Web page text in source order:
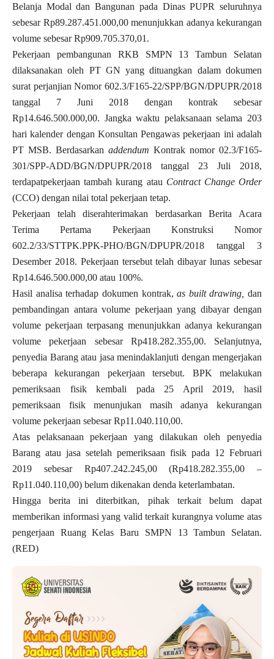
Belanja Modal dan Bangunan pada Dinas PUPR seluruhnya
sebesar Rp89.287.451.000,00 menunjukkan adanya kekurangan
volume sebesar Rp909.705.370,01.
Pekerjaan pembangunan RKB SMPN 13 Tambun Selatan
dilaksanakan oleh PT GN yang dituangkan dalam dokumen
surat perjanjian Nomor 602.3/F165-22/SPP/BGN/DPUPR/2018
tanggal 7 Juni 2018 dengan kontrak sebesar
Rp14.646.500.000,00. Jangka waktu pelaksanaan selama 203
hari kalender dengan Konsultan Pengawas pekerjaan ini adalah
PT MSB. Berdasarkan addendum Kontrak nomor 02.3/F165-
301/SPP-ADD/BGN/DPUPR/2018 tanggal 23 Juli 2018,
terdapatpekerjaan tambah kurang atau Contract Change Order
(CCO) dengan nilai total pekerjaan tetap.
Pekerjaan telah diserahterimakan berdasarkan Berita Acara
Terima Pertama Pekerjaan Konstruksi Nomor
602.2/33/STTPK.PPK-PHO/BGN/DPUPR/2018 tanggal 3
Desember 2018. Pekerjaan tersebut telah dibayar lunas sebesar
Rp14.646.500.000,00 atau 100%.
Hasil analisa terhadap dokumen kontrak,as built drawing, dan
pembandingan antara volume pekerjaan yang dibayar dengan
volume pekerjaan terpasang menunjukkan adanya kekurangan
volume pekerjaan sebesar Rp418.282.355,00. Selanjutnya,
penyedia Barang atau jasa menindaklanjuti dengan mengerjakan
beberapa kekurangan pekerjaan tersebut. BPK melakukan
pemeriksaan fisik kembali pada 25 April 2019, hasil
pemeriksaan fisik menunjukan masih adanya kekurangan
volume pekerjaan sebesar Rp11.040.110,00.
Atas pelaksanaan pekerjaan yang dilakukan oleh penyedia
Barang atau jasa setelah pemeriksaan fisik pada 12 Februari
2019 sebesar Rp407.242.245,00 (Rp418.282.355,00 –
Rp11.040.110,00) belum dikenakan denda keterlambatan.
Hingga berita ini diterbitkan, pihak terkait belum dapat
memberikan informasi yang valid terkait kurangnya volume atas
pengerjaan Ruang Kelas Baru SMPN 13 Tambun Selatan.
(RED)